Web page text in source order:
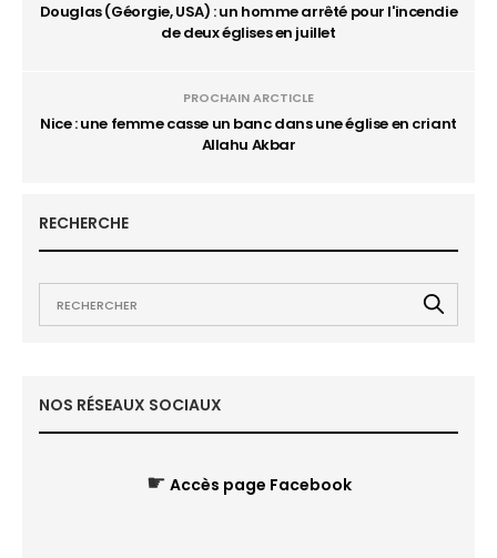
Douglas (Géorgie, USA) : un homme arrêté pour l'incendie
de deux églises en juillet
PROCHAIN ARCTICLE
Nice : une femme casse un banc dans une église en criant
Allahu Akbar
RECHERCHE
NOS RÉSEAUX SOCIAUX
☛ Accès page Facebook